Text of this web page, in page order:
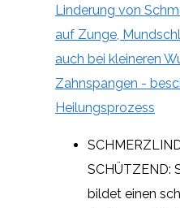
Linderung von
auf Zunge,
auch bei kleineren
Zahnspangen -
Heilungsprozess
SCHÜTZEND:
bildet einen